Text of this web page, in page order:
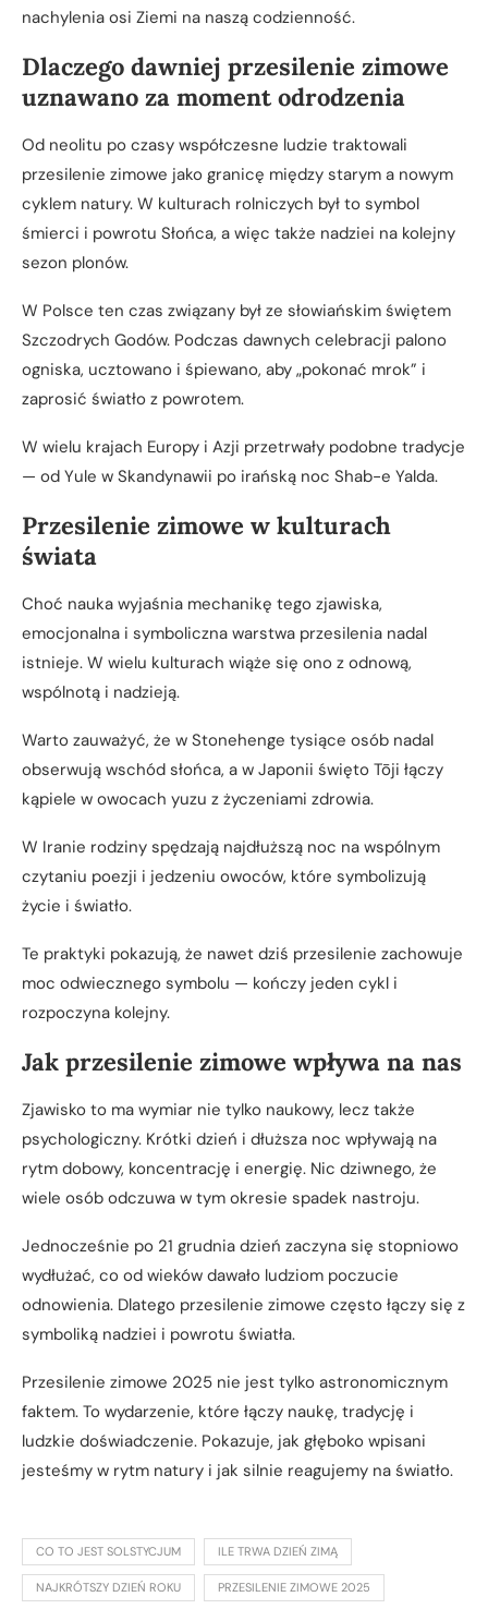
nachylenia osi Ziemi na naszą codzienność.
Dlaczego dawniej przesilenie zimowe
uznawano za moment odrodzenia
Od neolitu po czasy współczesne ludzie traktowali
przesilenie zimowe jako granicę między starym a nowym
cyklem natury. W kulturach rolniczych był to symbol
śmierci i powrotu Słońca, a więc także nadziei na kolejny
sezon plonów.
W Polsce ten czas związany był ze słowiańskim świętem
Szczodrych Godów. Podczas dawnych celebracji palono
ogniska, ucztowano i śpiewano, aby „pokonać mrok” i
zaprosić światło z powrotem.
W wielu krajach Europy i Azji przetrwały podobne tradycje
— od Yule w Skandynawii po irańską noc Shab-e Yalda.
Przesilenie zimowe w kulturach
świata
Choć nauka wyjaśnia mechanikę tego zjawiska,
emocjonalna i symboliczna warstwa przesilenia nadal
istnieje. W wielu kulturach wiąże się ono z odnową,
wspólnotą i nadzieją.
Warto zauważyć, że w Stonehenge tysiące osób nadal
obserwują wschód słońca, a w Japonii święto Tōji łączy
kąpiele w owocach yuzu z życzeniami zdrowia.
W Iranie rodziny spędzają najdłuższą noc na wspólnym
czytaniu poezji i jedzeniu owoców, które symbolizują
życie i światło.
Te praktyki pokazują, że nawet dziś przesilenie zachowuje
moc odwiecznego symbolu — kończy jeden cykl i
rozpoczyna kolejny.
Jak przesilenie zimowe wpływa na nas
Zjawisko to ma wymiar nie tylko naukowy, lecz także
psychologiczny. Krótki dzień i dłuższa noc wpływają na
rytm dobowy, koncentrację i energię. Nic dziwnego, że
wiele osób odczuwa w tym okresie spadek nastroju.
Jednocześnie po 21 grudnia dzień zaczyna się stopniowo
wydłużać, co od wieków dawało ludziom poczucie
odnowienia. Dlatego przesilenie zimowe często łączy się z
symboliką nadziei i powrotu światła.
Przesilenie zimowe 2025 nie jest tylko astronomicznym
faktem. To wydarzenie, które łączy naukę, tradycję i
ludzkie doświadczenie. Pokazuje, jak głęboko wpisani
jesteśmy w rytm natury i jak silnie reagujemy na światło.
CO TO JEST SOLSTYCJUM ILE TRWA DZIEŃ ZIMĄ
NAJKRÓTSZY DZIEŃ ROKU PRZESILENIE ZIMOWE 2025